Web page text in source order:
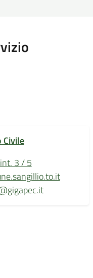
3 / 5